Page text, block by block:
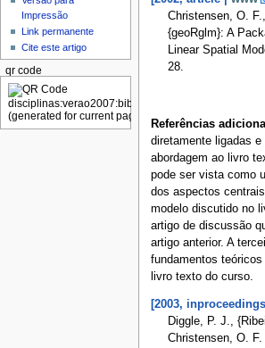
Christensen, O.
{geoRglm}: A
Linear Spatial
28.
Referências
diretamente ligadas
abordagem ao livro
pode ser vista como
dos aspectos
modelo discutido no
artigo de discussão
artigo anterior. A
fundamentos
livro texto do curso.
[2003,
Diggle, P. J.,
Christensen, O.
Impressão
Link permanente
Cite este artigo
qr code